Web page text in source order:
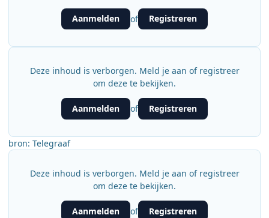
Aanmelden of Registreren
Deze inhoud is verborgen. Meld je aan of registreer
om deze te bekijken.
Aanmelden of Registreren
bron: Telegraaf
Deze inhoud is verborgen. Meld je aan of registreer
om deze te bekijken.
Aanmelden of Registreren